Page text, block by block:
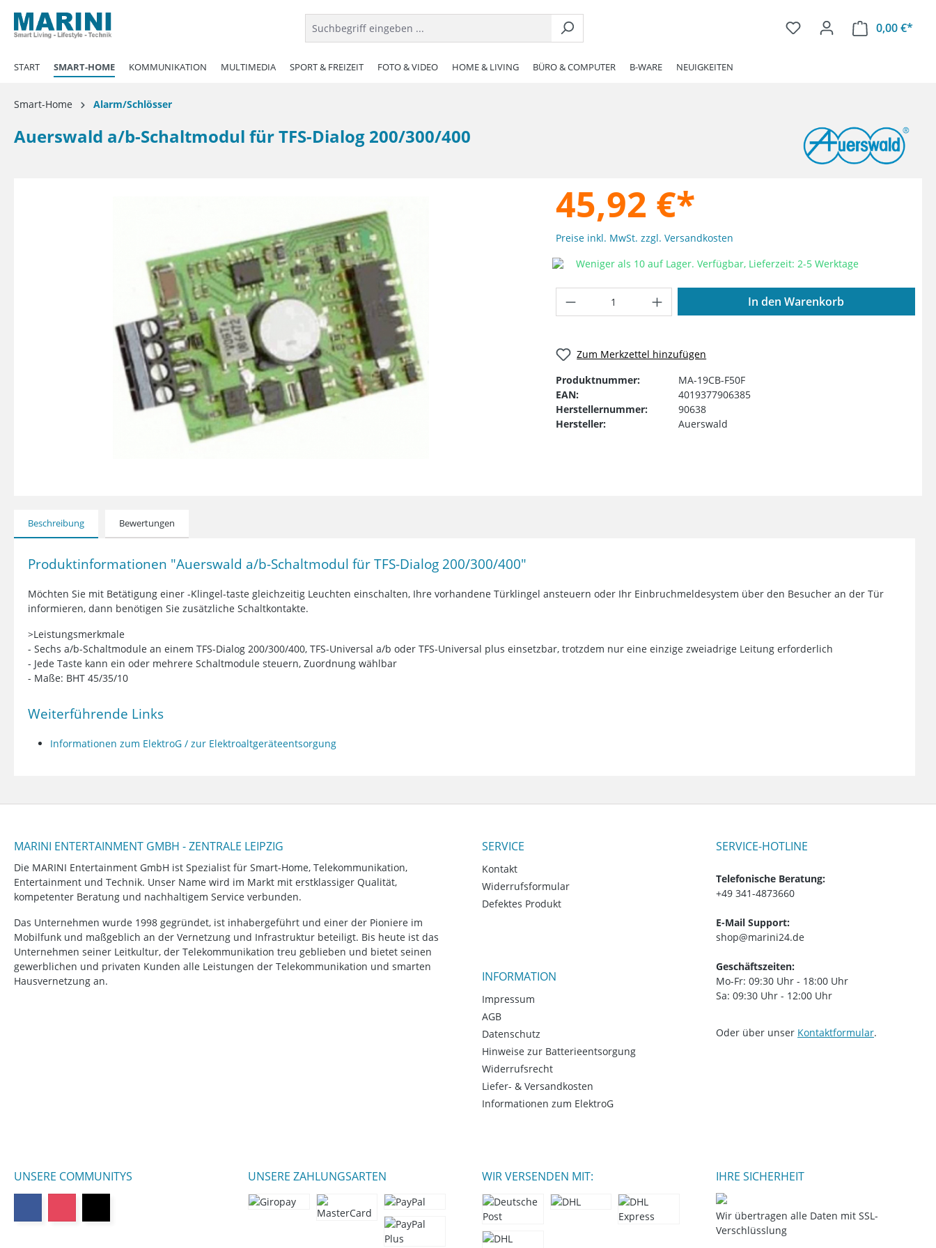
Zur Hauptnavigation springen
0,00 €*
START SMART-HOME KOMMUNIKATION MULTIMEDIA SPORT & FREIZEIT FOTO & VIDEO HOME & LIVING BÜRO & COMPUTER B-WARE NEUIGKEITEN
Smart-Home Alarm/Schlösser
Auerswald a/b-Schaltmodul für TFS-Dialog 200/300/400
45,92 €*
Preise inkl. MwSt. zzgl. Versandkosten
Weniger als 10 auf Lager. Verfügbar, Lieferzeit: 2-5 Werktage
Produkt Anzahl: Gib den gewünschten Wert
In den Warenkorb
Zum Merkzettel hinzufügen
Produktnummer:
MA-19CB-F50F
EAN:
4019377906385
Herstellernummer:
90638
Hersteller:
Auerswald
Beschreibung Bewertungen
Produktinformationen "Auerswald a/b-Schaltmodul für TFS-Dialog 200/300/400"
Möchten Sie mit Betätigung einer -Klingel-taste gleichzeitig Leuchten einschalten, Ihre vorhandene Türklingel ansteuern oder Ihr Einbruchmeldesystem über den Besucher an der Tür
informieren, dann benötigen Sie zusätzliche Schaltkontakte.
>Leistungsmerkmale
- Sechs a/b-Schaltmodule an einem TFS-Dialog 200/300/400, TFS-Universal a/b oder TFS-Universal plus einsetzbar, trotzdem nur eine einzige zweiadrige Leitung erforderlich
- Jede Taste kann ein oder mehrere Schaltmodule steuern, Zuordnung wählbar
- Maße: BHT 45/35/10
Weiterführende Links
Informationen zum ElektroG / zur Elektroaltgeräteentsorgung
MARINI ENTERTAINMENT GMBH - ZENTRALE LEIPZIG
Die MARINI Entertainment GmbH ist Spezialist für Smart-Home, Telekommunikation,
Entertainment und Technik. Unser Name wird im Markt mit erstklassiger Qualität,
kompetenter Beratung und nachhaltigem Service verbunden.
Das Unternehmen wurde 1998 gegründet, ist inhabergeführt und einer der Pioniere im
Mobilfunk und maßgeblich an der Vernetzung und Infrastruktur beteiligt. Bis heute ist das
Unternehmen seiner Leitkultur, der Telekommunikation treu geblieben und bietet seinen
gewerblichen und privaten Kunden alle Leistungen der Telekommunikation und smarten
Hausvernetzung an.
SERVICE
Kontakt
Widerrufsformular
Defektes Produkt
INFORMATION
Impressum
AGB
Datenschutz
Hinweise zur Batterieentsorgung
Widerrufsrecht
Liefer- & Versandkosten
Informationen zum ElektroG
SERVICE-HOTLINE
Telefonische Beratung:
+49 341-4873660
E-Mail Support:
shop@marini24.de
Geschäftszeiten:
Mo-Fr: 09:30 Uhr - 18:00 Uhr
Sa: 09:30 Uhr - 12:00 Uhr
Oder über unser Kontaktformular.
UNSERE COMMUNITYS UNSERE ZAHLUNGSARTEN WIR VERSENDEN MIT: IHRE SICHERHEIT
Wir übertragen alle Daten mit SSL-
Verschlüsslung